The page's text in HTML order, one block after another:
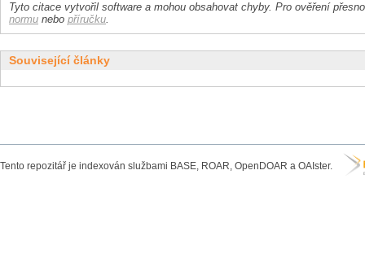
Tyto citace vytvořil software a mohou obsahovat chyby. Pro ověření
normu nebo příručku.
Související články
Tento repozitář je indexován službami BASE, ROAR, OpenDOAR a OAIster.